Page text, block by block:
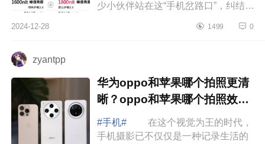
少小伙伴站在这“手机岔路口”，纠结得
为大家介绍下红米k80和一加ace5哪
2024-12-28 1499 0
zyantpp
华为oppo和苹果哪个拍照更清
晰？oppo和苹果哪个拍照效果
好
#手机#
在这个视觉为王的时代，
手机摄影已不仅仅是一种记录生活的